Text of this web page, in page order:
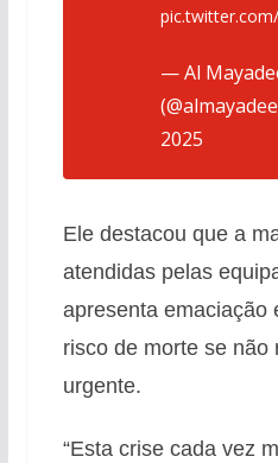
— Al
2025
Ele destacou que a
atendidas pelas
apresenta emaciação
risco de morte se não
urgente.
“Esta crise cada vez